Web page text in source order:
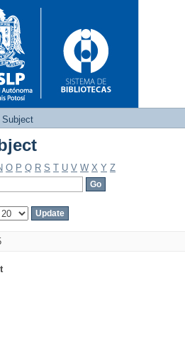
by Subject
Subject
O P Q R S T U V W X Y Z